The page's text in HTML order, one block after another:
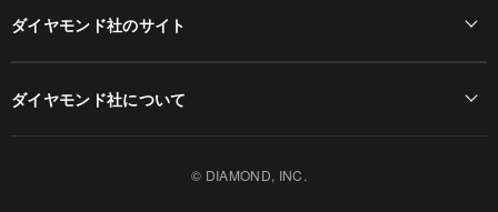
ダイヤモンド社のサイト
ダイヤモンド社について
© DIAMOND, INC.